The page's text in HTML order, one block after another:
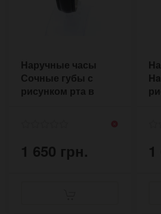
Наручные часы
Сочные губы с
рисунком рта в
1 650 грн. 1